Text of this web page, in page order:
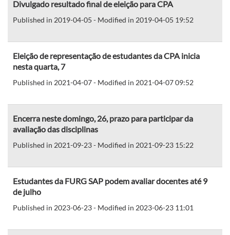
Divulgado resultado final de eleição para CPA
Published in 2019-04-05 - Modified in 2019-04-05 19:52
Eleição de representação de estudantes da CPA inicia
nesta quarta, 7
Published in 2021-04-07 - Modified in 2021-04-07 09:52
Encerra neste domingo, 26, prazo para participar da
avaliação das disciplinas
Published in 2021-09-23 - Modified in 2021-09-23 15:22
Estudantes da FURG SAP podem avaliar docentes até 9
de julho
Published in 2023-06-23 - Modified in 2023-06-23 11:01